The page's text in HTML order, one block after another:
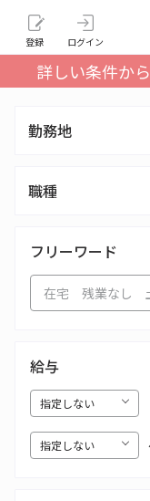
登録 ログイン
詳しい条件か
勤務地
職種
フリーワード
給与